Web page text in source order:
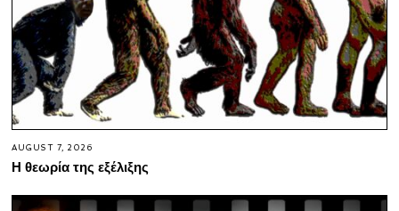
AUGUST 7, 2026
Η θεωρία της εξέλιξης